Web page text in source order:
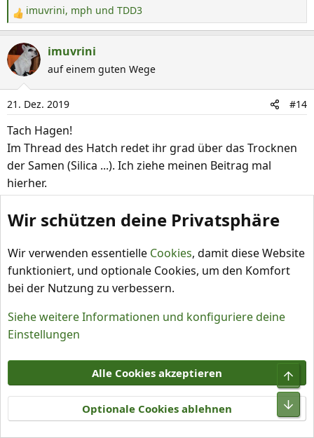
R
e
a
k
t
i
o
n
n
:
imuvrini, mph und TDD3
imuvrini
auf einem guten Wege
21. Dez. 2019 #14
Tach Hagen!
Im Thread des Hatch redet ihr grad über das Trocknen
der Samen (Silica ...). Ich ziehe meinen Beitrag mal
hierher.
Ich trocknete meine Samen einfach auf nem Teller mit
Zewa. Ein paar Wochen lagen sie einfach so rum. Das
Silicat kann man nehmen, wenn man sicher sein
möchte, dass die Samen über lange Zeit in einer
Plastiktüte gelagert werden können. Zwingend
LG
wolfgang
k
Flugkatze
Wir schützen deine Privatsphäre
Wir verwenden essentielle Cookies, damit diese Website
funktioniert, und optionale Cookies, um den Komfort
bei der Nutzung zu verbessern.
Siehe weitere Informationen und konfiguriere deine
Einstellungen
Alle Cookies akzeptieren
Optionale Cookies ablehnen